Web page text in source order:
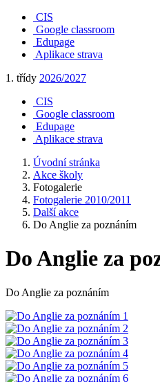
CIS
Google classroom
Edupage
Aplikace strava
1. třídy 2026/2027
CIS
Google classroom
Edupage
Aplikace strava
Úvodní stránka
Akce školy
Fotogalerie
Fotogalerie 2010/2011
Další akce
Do Anglie za poznáním
Do Anglie za
Do Anglie za poznáním